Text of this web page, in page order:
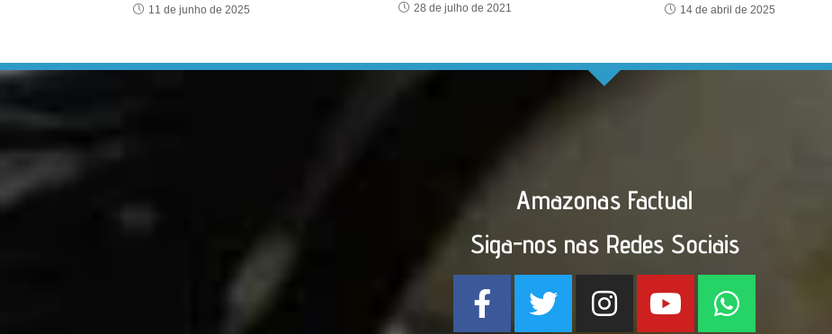
11 de junho de 2025 28 de julho de 2021 14 de abril de 2025
Amazonas Factual
Siga-nos nas Redes Sociais